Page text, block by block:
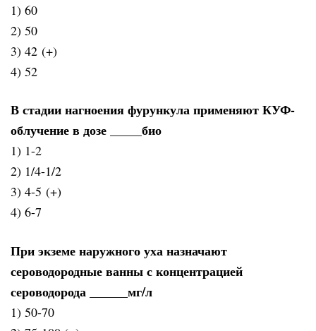
1) 60
2) 50
3) 42 (+)
4) 52
В стадии нагноения фурункула применяют КУФ-
облучение в дозе _____био
1) 1-2
2) 1/4-1/2
3) 4-5 (+)
4) 6-7
При экземе наружного уха назначают
сероводородные ванны с концентрацией
сероводорода ______мг/л
1) 50-70